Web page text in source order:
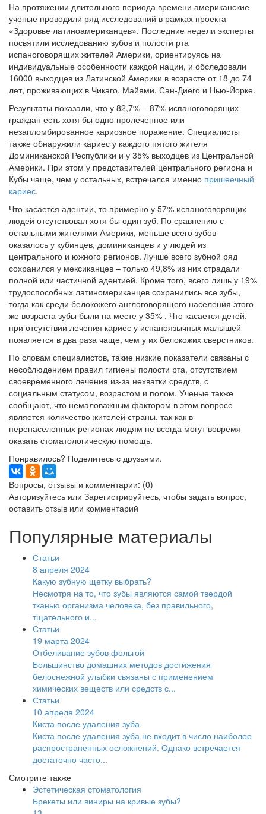
На протяжении длительного периода времени американские
ученые проводили ряд исследований в рамках проекта
«Здоровье латиноамериканцев». Последние недели эксперты
посвятили исследованию зубов и полости рта
испаноговорящих жителей Америки, ориентируясь на
индивидуальные особенности каждой нации, и обследовали
16000 выходцев из Латинской Америки в возрасте от 18 до 74
лет, проживающих в Чикаго, Майями, Сан-Диего и Нью-Йорке.
Результаты показали, что у 82,7% – 87% испаноговорящих
граждан есть хотя бы одно пролеченное или
незапломбированное кариозное поражение. Специалисты
также обнаружили кариес у каждого пятого жителя
Доминиканской Республики и у 35% выходцев из Центральной
Америки. При этом у представителей центрального региона и
Кубы чаще, чем у остальных, встречался именно пришеечный
кариес.
Что касается адентии, то примерно у 57% испаноговорящих
людей отсутствовал хотя бы один зуб. По сравнению с
остальными жителями Америки, меньше всего зубов
оказалось у кубинцев, доминиканцев и у людей из
центрального и южного регионов. Лучше всего зубной ряд
сохранился у мексиканцев – только 49,8% из них страдали
полной или частичной адентией. Кроме того, всего лишь у 19%
трудоспособных латиномериканцев сохранились все зубы,
тогда как среди белокожего англоговорящего населения этого
же возраста зубы были на месте у 35% . Что касается детей,
при отсутствии лечения кариес у испаноязычных малышей
появляется в два раза чаще, чем у их белокожих сверстников.
По словам специалистов, такие низкие показатели связаны с
несоблюдением правил гигиены полости рта, отсутствием
своевременного лечения из-за нехватки средств, с
социальным статусом, возрастом и полом. Ученые также
сообщают, что немаловажным фактором в этом вопросе
является количество жителей страны, так как в
перенаселенных регионах людям не всегда могут вовремя
оказать стоматологическую помощь.
Понравилось? Поделитесь с друзьями.
Вопросы, отзывы и комментарии: (0)
Авторизуйтесь или Зарегистрируйтесь, чтобы задать вопрос,
оставить отзыв или комментарий
Популярные материалы
Статьи
8 апреля 2024
Какую зубную щетку выбрать?
Несмотря на то, что зубы являются самой твердой
тканью организма человека, без правильного,
тщательного и...
Статьи
19 марта 2024
Отбеливание зубов фольгой
Большинство домашних методов достижения
белоснежной улыбки связаны с применением
химических веществ или средств с...
Статьи
10 апреля 2024
Киста после удаления зуба
Киста после удаления зуба не входит в число наиболее
распространенных осложнений. Однако встречается
достаточно часто...
Смотрите также
Эстетическая стоматология
Брекеты или виниры на кривые зубы?